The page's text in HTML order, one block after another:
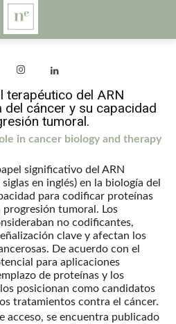
terapéutico del ARN
del cáncer y su capacidad
tumoral.
in cancer biology and therapy
significativo del ARN
en inglés) en la biología del
para codificar proteínas
tumoral. Los
no codificantes,
clave y afectan los
De acuerdo con el
para aplicaciones
de proteínas y los
posicionan como candidatos
tratamientos contra el cáncer.
acceso, se encuentra publicado